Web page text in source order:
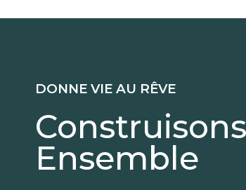
DONNE VIE AU RÊVE
Ensemble